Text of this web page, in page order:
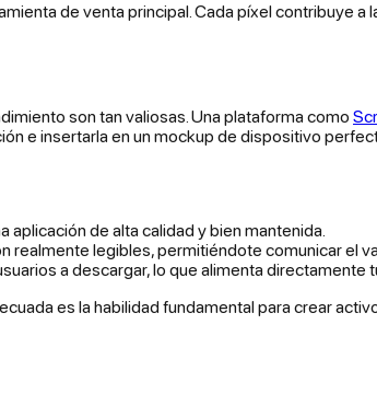
de venta principal. Cada píxel contribuye a
son tan valiosas. Una plataforma como
e insertarla en un mockup de dispositivo
aplicación de alta calidad y bien mantenida.
realmente legibles, permitiéndote comunicar el
a descargar, lo que alimenta directamente
es la habilidad fundamental para crear